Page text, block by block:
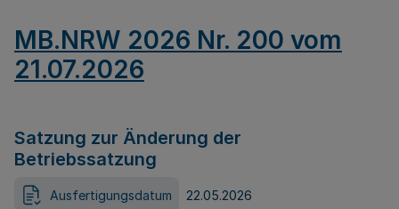
MB.NRW 2026 Nr. 200 vom
21.07.2026
Satzung zur Änderung der
Betriebssatzung
Ausfertigungsdatum 22.05.2026